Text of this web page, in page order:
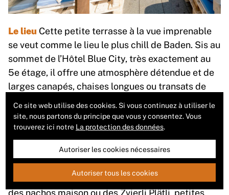
Le lieu Cette petite terrasse à la vue imprenable
se veut comme le lieu le plus chill de Baden. Sis au
sommet de l’Hôtel Blue City, très exactement au
5e étage, il offre une atmosphère détendue et de
larges canapés, chaises longues ou transats de
plage pour des soirées 100% détente parfois
bercées par de la musique lounge.
Ce qu’on y sertDes cocktails, mais aussi un large
choix de bières et de gins. Du côté des spécialités,
le Sichtbar Ice Tea ou la limonade maison. Pour les
petites faims, on y trouve des sandwichs chauds,
des nachos maison ou des Zvierli Plätli, petites
Ce site web utilise des cookies. Si vous continuez à utiliser le
site, nous partons du principe que vous y consentez. Vous
trouverez ici notre La protection des données.
Autoriser les cookies nécessaires
Autoriser tous les cookies